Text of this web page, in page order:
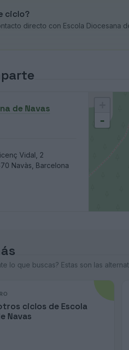
ciclo?
directo con Escola Diocesana
de Navas
Vidal, 2
Navàs, Barcelona
-
lo que buscas? Estas son las
ciclos de Escola
Navas